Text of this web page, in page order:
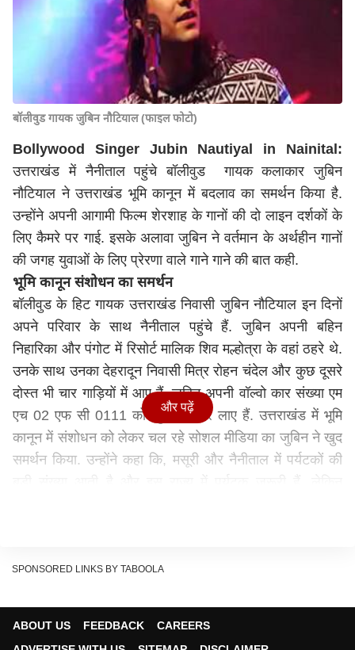
बॉलीवुड गायक जुबिन नौटियाल (फाइल फोटो)
Bollywood Singer Jubin Nautiyal in Nainital:
उत्तराखंड में नैनीताल पहुंचे बॉलीवुड गायक कलाकार जुबिन
नौटियाल ने उत्तराखंड भूमि कानून में बदलाव का समर्थन किया है.
उन्होंने अपनी आगामी फिल्म शेरशाह के गानों की दो लाइन दर्शकों के
लिए कैमरे पर गाई. इसके अलावा जुबिन ने वर्तमान के अर्थहीन गानों
की जगह युवाओं के लिए प्रेरणा वाले गाने गाने की बात कही.
भूमि कानून संशोधन का समर्थन
बॉलीवुड के हिट गायक उत्तराखंड निवासी जुबिन नौटियाल इन दिनों
अपने परिवार के साथ नैनीताल पहुंचे हैं. जुबिन अपनी बहिन
निहारिका और पंगोट में रिसोर्ट मालिक शिव मल्होत्रा के वहां ठहरे थे.
उनके साथ उनका देहरादून निवासी मित्र रोहन चंदेल और कुछ दूसरे
दोस्त भी चार गाड़ियों में आए हैं. जुबिन अपनी वॉल्वो कार संख्या एम
एच 02 एफ सी 0111 को खुद चलाकर लाए हैं. उत्तराखंड में भूमि
कानून में संशोधन को लेकर चल रहे सोशल मीडिया का जुबिन ने खुद
समर्थन किया. उन्होंने कहा कि, मसूरी और नैनीताल में पर्यटकों की
नई फिल्म शेरशाह का गीत गुनगुनाया
और पढ़ें
SPONSORED LINKS BY TABOOLA
ABOUT US FEEDBACK
CAREERS